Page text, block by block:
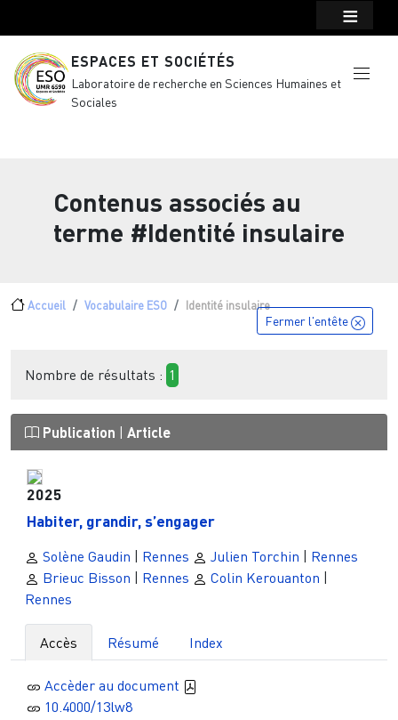
ESPACES ET SOCIÉTÉS
Laboratoire de recherche en Sciences Humaines et
Sociales
Contenus associés au
terme #Identité insulaire
Fil d'Ariane
Accueil Vocabulaire ESO Identité insulaire
Fermer l'entête
Nombre de résultats : 1
Publication Article
2025
Habiter, grandir, s’engager
Solène Gaudin Rennes Julien Torchin
Rennes
Brieuc Bisson
Rennes Colin Kerouanton
Rennes
Accès Résumé Index
Accèder au document
10.4000/13lw8